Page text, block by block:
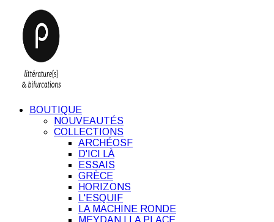
BOUTIQUE
NOUVEAUTÉS
COLLECTIONS
ARCHÉOSF
D'ICI LÀ
ESSAIS
GRÈCE
HORIZONS
L'ESQUIF
LA MACHINE RONDE
MEYDAN | LA PLACE